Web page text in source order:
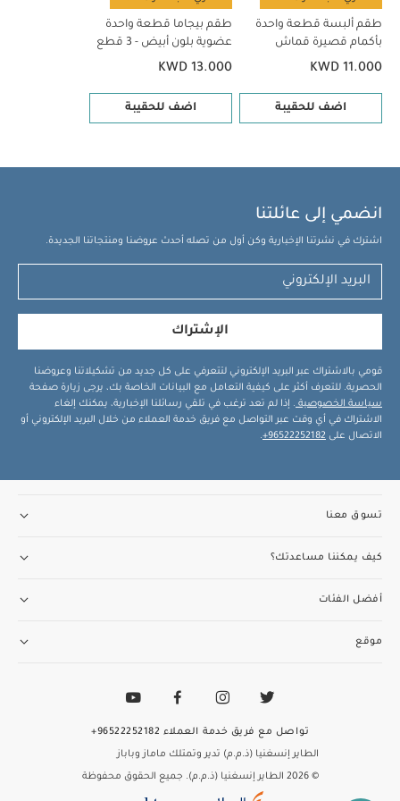
طقم ألبسة قطعة واحدة
بأكمام قصيرة قماش
عضوي بلون أبيض - 5 قطع
KWD 11.000
اضف للحقيبة
طقم بيجاما قطعة واحدة
عضوية بلون أبيض - 3 قطع
KWD 13.000
اضف للحقيبة
انضمي إلى عائلتنا
اشترك في نشرتنا الإخبارية وكن أول من تصله أحدث عروضنا ومنتجاتنا الجديدة.
الإشتراك
قومي بالاشتراك عبر البريد الإلكتروني لتتعرفي على كل جديد من تشكيلاتنا وعروضنا
الحصرية. للتعرف أكثر على كيفية التعامل مع البيانات الخاصة بك، يرجى زيارة صفحة
سياسة الخصوصية . إذا لم تعد ترغب في تلقي رسائلنا الإخبارية، يمكنك إلغاء
الاشتراك في أي وقت عبر التواصل مع فريق خدمة العملاء من خلال البريد الإلكتروني أو
الاتصال على 96522252182+
.
تسوق معنا
كيف يمكننا مساعدتك؟
أفضل الفئات
موقع
الطاير إنسغنيا (ذ.م.م) تدير وتمتلك ماماز وباباز
© 2026 الطاير إنسغنيا (ذ.م.م). جميع الحقوق محفوظة
تواصل مع فريق خدمة العملاء 96522252182+